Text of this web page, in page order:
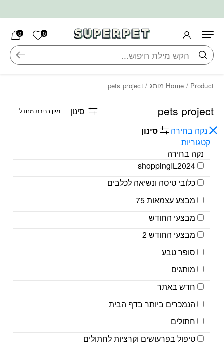
0 הרשימה
0
חיפוש
Home / Product מותג / pets project
pets project
סינון
נקה בחירה
סינון
קטגוריות
נקה בחירה
shoppingIL2024
כלובי טיסה ונשיאה לכלבים
מבצע עצמאות 75
מבצעי החודש
מבצעי החודש 2
סופר טבע
מותגים
חדש באתר
הנמכרים ביותר בדף הבית
חתולים
טיפול בפרעושים וקרציות לחתולים